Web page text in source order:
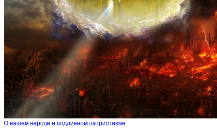
О нашем народе и подлинном патриотизме